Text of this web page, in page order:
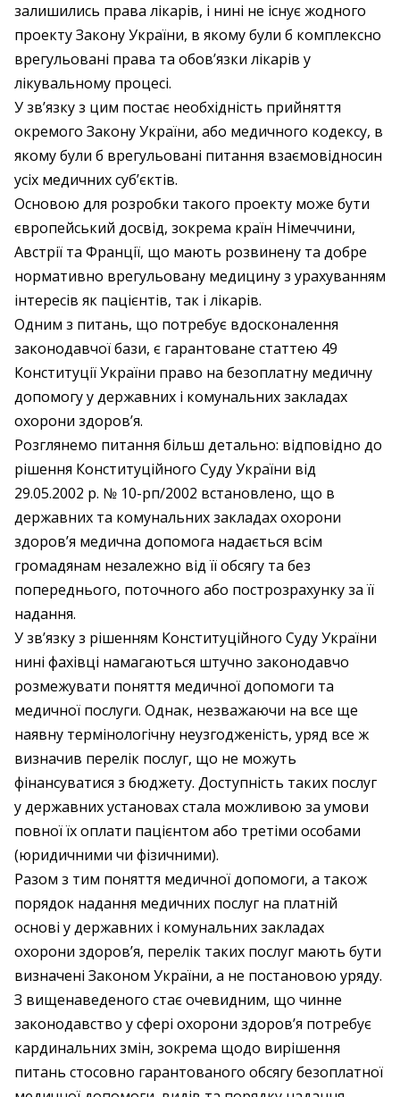
залишились права лікарів, і нині не існує жодного
проекту Закону України, в якому були б комплексно
врегульовані права та обов’язки лікарів у
лікувальному процесі.
У зв’язку з цим постає необхідність прийняття
окремого Закону України, або медичного кодексу, в
якому були б врегульовані питання взаємовідносин
усіх медичних суб’єктів.
Основою для розробки такого проекту може бути
європейський досвід, зокрема країн Німеччини,
Австрії та Франції, що мають розвинену та добре
нормативно врегульовану медицину з урахуванням
інтересів як пацієнтів, так і лікарів.
Одним з питань, що потребує вдосконалення
законодавчої бази, є гарантоване статтею 49
Конституції України право на безоплатну медичну
допомогу у державних і комунальних закладах
охорони здоров’я.
Розглянемо питання більш детально: відповідно до
рішення Конституційного Суду України від
29.05.2002 р. № 10-рп/2002 встановлено, що в
державних та комунальних закладах охорони
здоров’я медична допомога надається всім
громадянам незалежно від її обсягу та без
попереднього, поточного або построзрахунку за її
надання.
У зв’язку з рішенням Конституційного Суду України
нині фахівці намагаються штучно законодавчо
розмежувати поняття медичної допомоги та
медичної послуги. Однак, незважаючи на все ще
наявну термінологічну неузгодженість, уряд все ж
визначив перелік послуг, що не можуть
фінансуватися з бюджету. Доступність таких послуг
у державних установах стала можливою за умови
повної їх оплати пацієнтом або третіми особами
(юридичними чи фізичними).
Разом з тим поняття медичної допомоги, а також
порядок надання медичних послуг на платній
основі у державних і комунальних закладах
охорони здоров’я, перелік таких послуг мають бути
визначені Законом України, а не постановою уряду.
З вищенаведеного стає очевидним, що чинне
законодавство у сфері охорони здоров’я потребує
кардинальних змін, зокрема щодо вирішення
питань стосовно гарантованого обсягу безоплатної